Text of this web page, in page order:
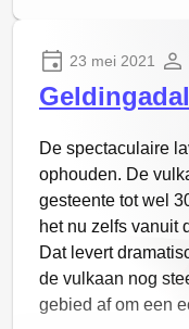
denk ik dat
maar deze
route
bovendien ook
moeten worden.
23 mei 2021
De spectaculaire
ophouden. De
gesteente tot wel
het nu zelfs vanuit
Dat levert
de vulkaan nog
gebied af om een